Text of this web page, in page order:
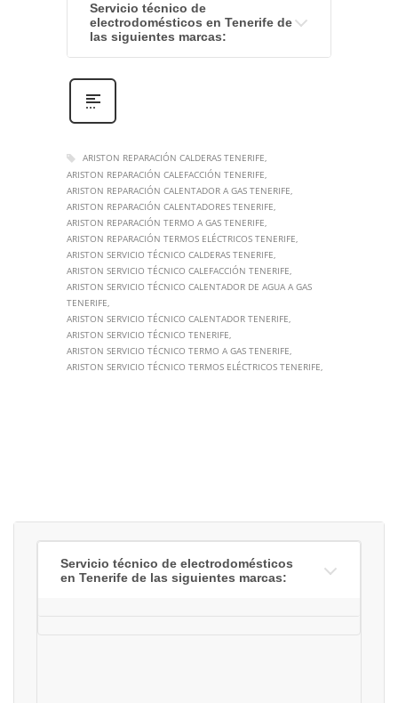
Servicio técnico de
electrodomésticos en Tenerife de
las siguientes marcas:
ARISTON REPARACIÓN CALDERAS TENERIFE
ARISTON REPARACIÓN CALEFACCIÓN TENERIFE
ARISTON REPARACIÓN CALENTADOR A GAS TENERIFE
ARISTON REPARACIÓN CALENTADORES TENERIFE
ARISTON REPARACIÓN TERMO A GAS TENERIFE
ARISTON REPARACIÓN TERMOS ELÉCTRICOS TENERIFE
ARISTON SERVICIO TÉCNICO CALDERAS TENERIFE
ARISTON SERVICIO TÉCNICO CALEFACCIÓN TENERIFE
ARISTON SERVICIO TÉCNICO CALENTADOR DE AGUA A GAS
TENERIFE
ARISTON SERVICIO TÉCNICO CALENTADOR TENERIFE
ARISTON SERVICIO TÉCNICO TENERIFE
ARISTON SERVICIO TÉCNICO TERMO A GAS TENERIFE
ARISTON SERVICIO TÉCNICO TERMOS ELÉCTRICOS TENERIFE
Servicio técnico de electrodomésticos
en Tenerife de las siguientes marcas: